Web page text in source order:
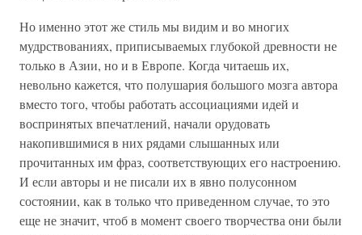
Но именно этот же стиль мы видим и во многих
мудрствованиях, приписываемых глубокой древности не
только в Азии, но и в Европе. Когда читаешь их,
невольно кажется, что полушария большого мозга автора
вместо того, чтобы работать ассоциациями идей и
воспринятых впечатлений, начали орудовать
накопившимися в них рядами слышанных или
прочитанных им фраз, соответствующих его настроению.
И если авторы и не писали их в явно полусонном
состоянии, как в только что приведенном случае, то это
еще не значит, чтоб в момент своего творчества они были